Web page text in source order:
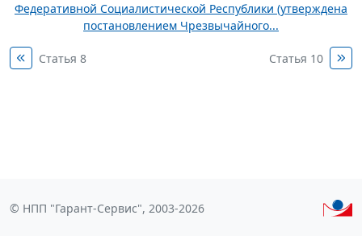
Федеративной Социалистической Республики (утверждена
постановлением Чрезвычайного...
Статья 8 Статья 10
© НПП "Гарант-Сервис", 2003-2026